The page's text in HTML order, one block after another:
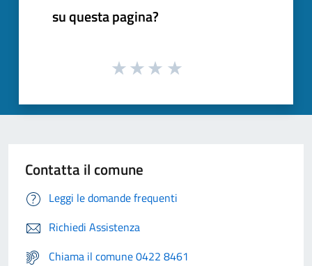
su questa pagina?
Contatta il comune
Leggi le domande frequenti
Richiedi Assistenza
Chiama il comune 0422 8461